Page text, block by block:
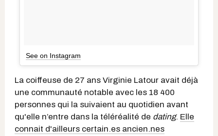
See on Instagram
La coiffeuse de 27 ans Virginie Latour avait déjà
une communauté notable avec les 18 400
personnes qui la suivaient au quotidien avant
qu'elle n’entre dans la téléréalité de dating. Elle
connait d'ailleurs certain.es ancien.nes